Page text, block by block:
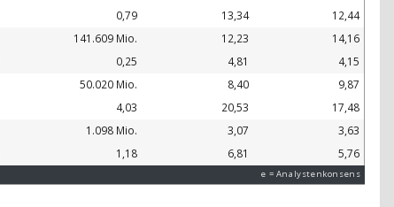
0,79 13,34
12,44
141.609 Mio. 12,23
14,16
0,25 4,81
4,15
50.020 Mio. 8,40
9,87
4,03 20,53
17,48
1.098 Mio. 3,07
3,63
1,18 6,81 5,76
e = Analystenkonsens